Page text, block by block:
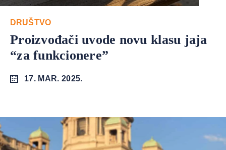
DRUŠTVO
Proizvođači uvode novu klasu jaja
“za funkcionere”
17. MAR. 2025.